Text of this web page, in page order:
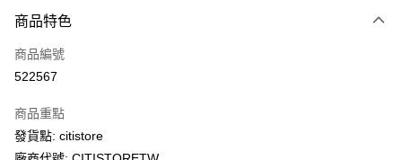
信用卡
AlipayHK
WeChat Pay
商品特色
商品編號
522567
商品重點
發貨點: citistore